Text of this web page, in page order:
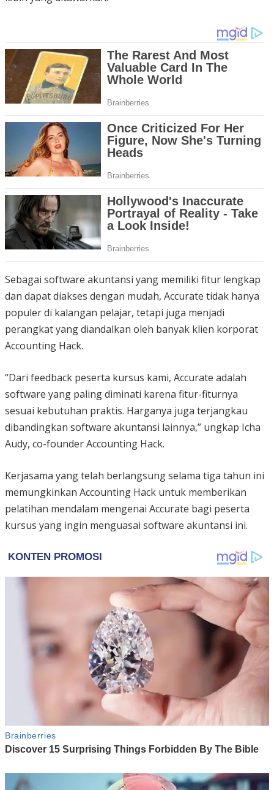
Sebagai software akuntansi yang memiliki fitur lengkap
dan dapat diakses dengan mudah, Accurate tidak hanya
populer di kalangan pelajar, tetapi juga menjadi
perangkat yang diandalkan oleh banyak klien korporat
Accounting Hack.
“Dari feedback peserta kursus kami, Accurate adalah
software yang paling diminati karena fitur-fiturnya
sesuai kebutuhan praktis. Harganya juga terjangkau
dibandingkan software akuntansi lainnya,” ungkap Icha
Audy, co-founder Accounting Hack.
Kerjasama yang telah berlangsung selama tiga tahun ini
memungkinkan Accounting Hack untuk memberikan
pelatihan mendalam mengenai Accurate bagi peserta
kursus yang ingin menguasai software akuntansi ini.